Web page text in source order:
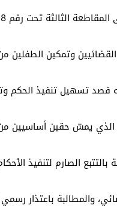
وتمكين الطفلين
له قصد تسهيل تنفيذ الحكم
الذي يمسّ حقين أساسيين
الصارم لتنفيذ
والمطالبة باعتذار